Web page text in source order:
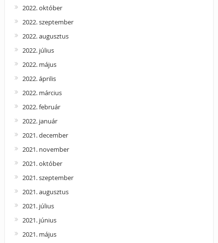
2022. október
2022. szeptember
2022. augusztus
2022. július
2022. május
2022. április
2022. március
2022. február
2022. január
2021. december
2021. november
2021. október
2021. szeptember
2021. augusztus
2021. július
2021. június
2021. május